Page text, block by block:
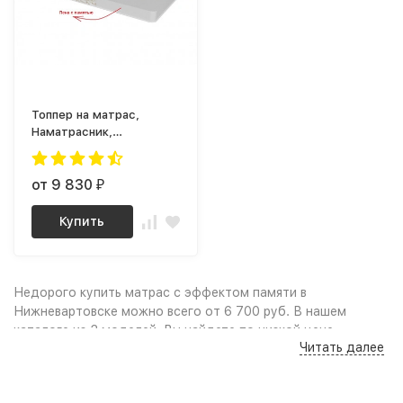
Топпер на матрас,
Наматрасник,
Беспружинный матрас
для сна Мемори пена с
памятью 5 см
от 9 830₽
Купить
Недорого купить матрас с эффектом памяти в
Нижневартовске можно всего от 6 700 руб. В нашем
каталоге из 3 моделей, Вы найдете по низкой цене
(дёшево): Качественные фото и удобный поиск поЧитать далее